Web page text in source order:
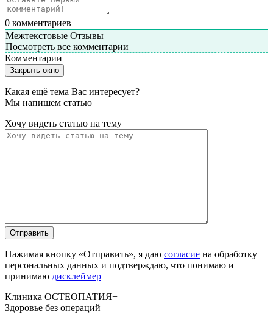
0 комментариев
Межтекстовые Отзывы
Посмотреть все комментарии
Комментарии
Закрыть окно
Какая ещё тема Вас интересует?
Мы напишем статью
Хочу видеть статью на тему
Нажимая кнопку «Отправить», я даю согласие на обработку
персональных данных и подтверждаю, что понимаю и
принимаю дисклеймер
Клиника ОСТЕОПАТИЯ+
Здоровье без операций